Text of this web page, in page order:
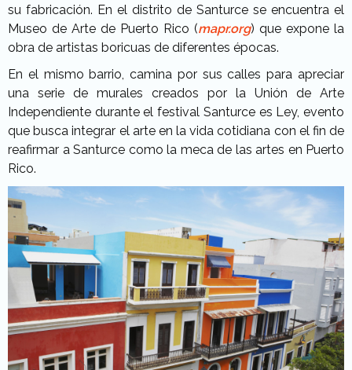
su fabricación. En el distrito de Santurce se encuentra el
Museo de Arte de Puerto Rico (mapr.org) que expone la
obra de artistas boricuas de diferentes épocas.
En el mismo barrio, camina por sus calles para apreciar
una serie de murales creados por la Unión de Arte
Independiente durante el festival Santurce es Ley, evento
que busca integrar el arte en la vida cotidiana con el fin de
reafirmar a Santurce como la meca de las artes en Puerto
Rico.